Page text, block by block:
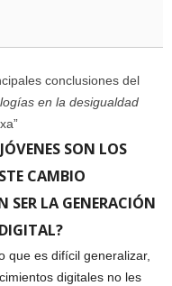
conclusiones del
en la desigualdad
SON LOS
CAMBIO
SER LA GENERACIÓN
que es difícil generalizar,
digitales no les